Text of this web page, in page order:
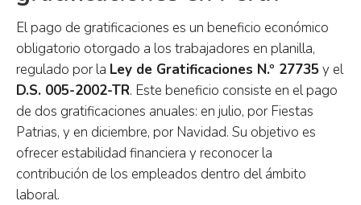
El pago de gratificaciones es un beneficio económico
obligatorio otorgado a los trabajadores en planilla,
regulado por la Ley de Gratificaciones N.º 27735 y el
D.S. 005-2002-TR. Este beneficio consiste en el pago
de dos gratificaciones anuales: en julio, por Fiestas
Patrias, y en diciembre, por Navidad. Su objetivo es
ofrecer estabilidad financiera y reconocer la
contribución de los empleados dentro del ámbito
laboral.